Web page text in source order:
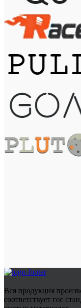
Вся продукция
соответствует гос